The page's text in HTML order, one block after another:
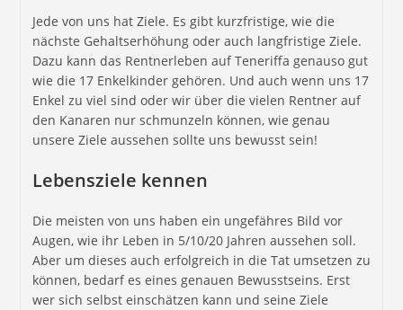
Jede von uns hat Ziele. Es gibt kurzfristige, wie die
nächste Gehaltserhöhung oder auch langfristige Ziele.
Dazu kann das Rentnerleben auf Teneriffa genauso gut
wie die 17 Enkelkinder gehören. Und auch wenn uns 17
Enkel zu viel sind oder wir über die vielen Rentner auf
den Kanaren nur schmunzeln können, wie genau
unsere Ziele aussehen sollte uns bewusst sein!
Lebensziele kennen
Die meisten von uns haben ein ungefähres Bild vor
Augen, wie ihr Leben in 5/10/20 Jahren aussehen soll.
Aber um dieses auch erfolgreich in die Tat umsetzen zu
können, bedarf es eines genauen Bewusstseins. Erst
wer sich selbst einschätzen kann und seine Ziele